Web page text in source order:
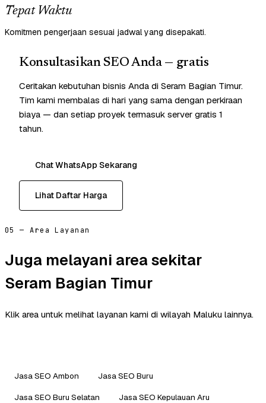
Tepat Waktu
Komitmen pengerjaan sesuai jadwal yang disepakati.
Konsultasikan SEO Anda — gratis
Ceritakan kebutuhan bisnis Anda di Seram Bagian Timur.
Tim kami membalas di hari yang sama dengan perkiraan
biaya — dan setiap proyek termasuk server gratis 1
tahun.
Chat WhatsApp Sekarang
Lihat Daftar Harga
05 — Area Layanan
Juga melayani area sekitar
Seram Bagian Timur
Klik area untuk melihat layanan kami di wilayah Maluku lainnya.
Jasa SEO Ambon
Jasa SEO Buru
Jasa SEO Buru Selatan
Jasa SEO Kepulauan Aru